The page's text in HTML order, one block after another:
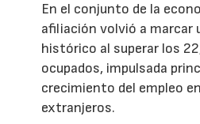
En el conjunto de la
afiliación volvió a marcar
histórico al superar los
ocupados, impulsada
crecimiento del empleo
extranjeros.